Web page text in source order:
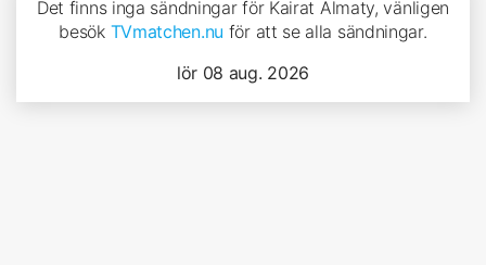
Det finns inga sändningar för Kairat Almaty, vänligen
besök TVmatchen.nu för att se alla sändningar.
lör 08 aug. 2026